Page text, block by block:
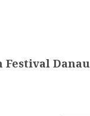
Festival Danau